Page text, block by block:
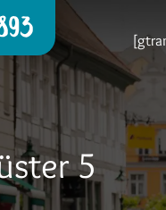
5
Die 1893 heute!